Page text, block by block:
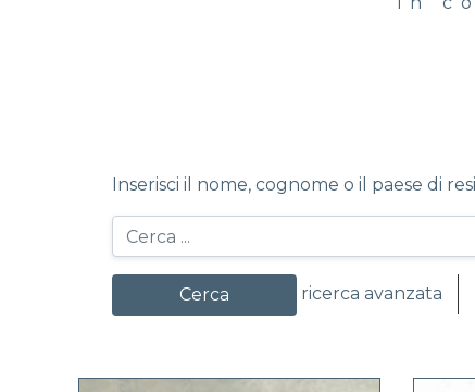
Inserisci il nome, cognome o il paese di
ricerca avanzata